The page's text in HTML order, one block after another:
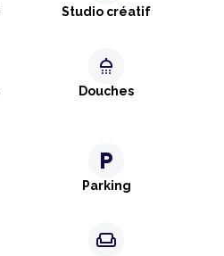
Studio créatif
shower
Douches
local_parking
Parking
weekend